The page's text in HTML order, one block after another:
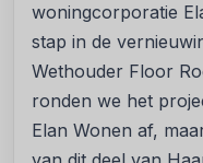
woningcorporatie
stap in de
Wethouder Floor
ronden we het
Elan Wonen af,